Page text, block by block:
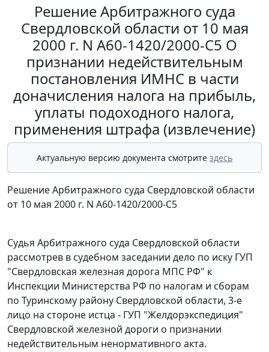
Решение Арбитражного суда
Свердловской области от 10 мая
2000 г. N А60-1420/2000-С5 О
признании недействительным
постановления ИМНС в части
доначисления налога на прибыль,
уплаты подоходного налога,
применения штрафа (извлечение)
Актуальную версию документа смотрите здесь
Решение Арбитражного суда Свердловской области
от 10 мая 2000 г. N А60-1420/2000-С5
Судья Арбитражного суда Свердловской области
рассмотрев в судебном заседании дело по иску ГУП
"Свердловская железная дорога МПС РФ" к
Инспекции Министерства РФ по налогам и сборам
по Туринскому району Свердловской области, 3-е
лицо на стороне истца - ГУП "Желдорэкспедиция"
Свердловской железной дороги о признании
недействительным ненормативного акта.